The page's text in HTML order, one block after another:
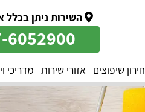
השירות ניתן בכלל
6052900
שיפוצים אזורי שירות מדריכי